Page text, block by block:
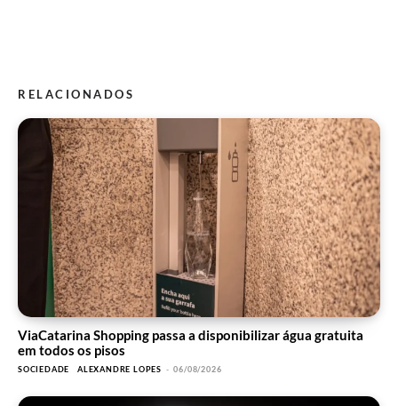
RELACIONADOS
ViaCatarina Shopping passa a disponibilizar água gratuita
em todos os pisos
SOCIEDADE ALEXANDRE LOPES - 06/08/2026